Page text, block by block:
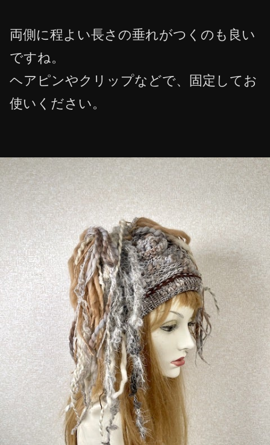
両側に程よい長さの垂れがつくのも良い
ですね。
ヘアピンやクリップなどで、固定してお
使いください。